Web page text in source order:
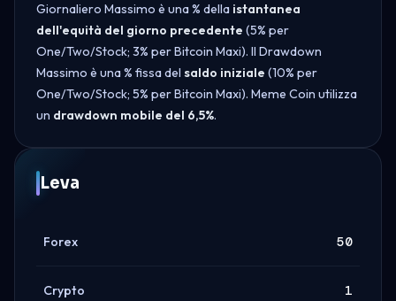
Giornaliero Massimo è una % della istantanea
dell'equità del giorno precedente (5% per
One/Two/Stock; 3% per Bitcoin Maxi). Il Drawdown
Massimo è una % fissa del saldo iniziale (10% per
One/Two/Stock; 5% per Bitcoin Maxi). Meme Coin utilizza
un drawdown mobile del 6,5%.
Leva
Forex 50
Crypto 1